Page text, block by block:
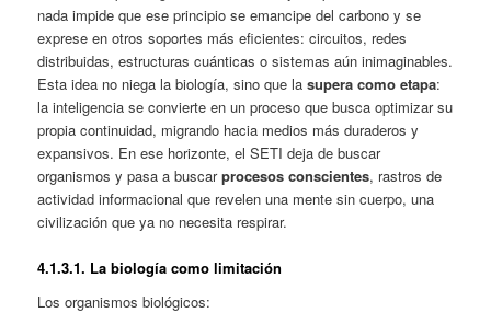
nada impide que ese principio se emancipe del carbono y se
exprese en otros soportes más eficientes: circuitos, redes
distribuidas, estructuras cuánticas o sistemas aún inimaginables.
Esta idea no niega la biología, sino que lasupera como etapa:
la inteligencia se convierte en un proceso que busca optimizar su
propia continuidad, migrando hacia medios más duraderos y
expansivos. En ese horizonte, el SETI deja de buscar
organismos y pasa a buscarprocesos conscientes, rastros de
actividad informacional que revelen una mente sin cuerpo, una
civilización que ya no necesita respirar.
4.1.3.1. La biología como limitación
Los organismos biológicos: